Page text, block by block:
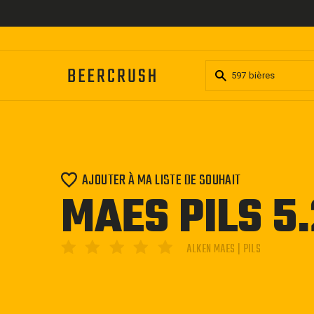
au
AJOUTER À MA LISTE DE SOUHAIT
MAES PILS
ALKEN MAES | PILS